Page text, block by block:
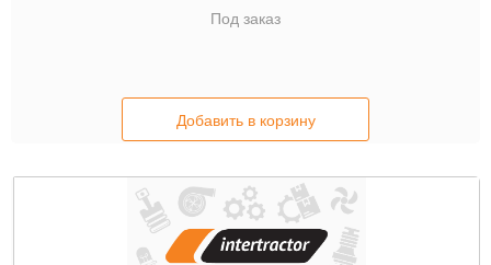
Под заказ
Добавить в корзину